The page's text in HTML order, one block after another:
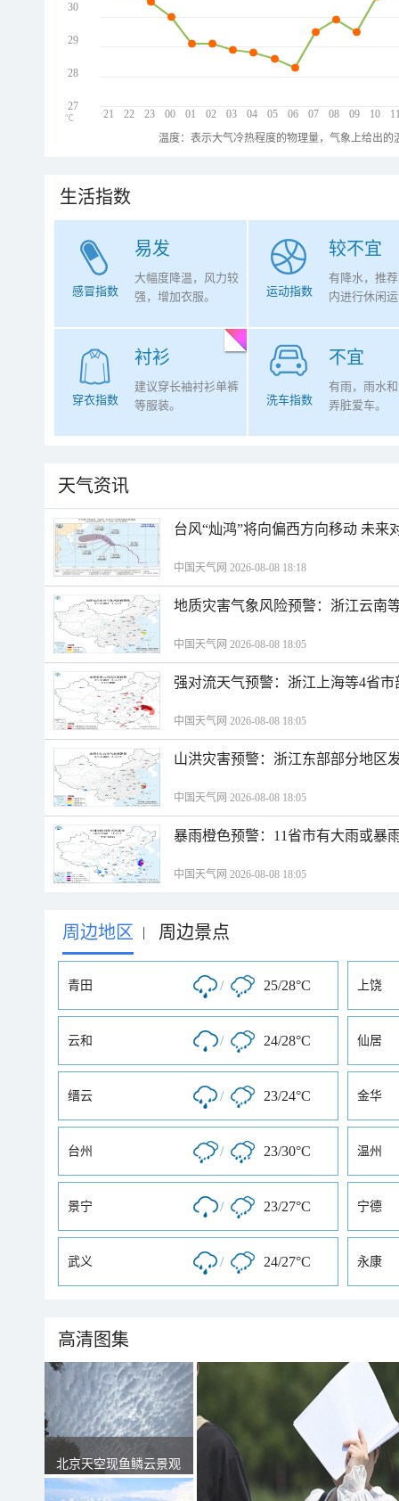
21 22 23 00 01 02 03 04 05 06 07 08 09 10
30
29
28
27
℃
温度：表示大气冷热程度的物理量，气象上给出
生活指数
易发
感冒指数
大幅度降温，风力较
强，增加衣服。
较不宜
运动指数
有降水，推
内进行休闲
衬衫
穿衣指数
建议穿长袖衬衫单裤
等服装。
不宜
洗车指数
有雨，雨水
弄脏爱车。
天气资讯
台风“灿鸿”将向偏西方向移动 未来
中国天气网 2026-08-08 18:18
地质灾害气象风险预警：浙江云南
中国天气网 2026-08-08 18:05
强对流天气预警：浙江上海等4省
中国天气网 2026-08-08 18:05
山洪灾害预警：浙江东部部分地区
中国天气网 2026-08-08 18:05
暴雨橙色预警：11省市有大雨或暴
中国天气网 2026-08-08 18:05
周边地区 | 周边景点
青田 / 25/28°C 上饶
云和 / 24/28°C 仙居
缙云 / 23/24°C 金华
台州 / 23/30°C 温州
景宁 / 23/27°C 宁德
武义 / 24/27°C 永康
高清图集
北京天空现鱼鳞云景观